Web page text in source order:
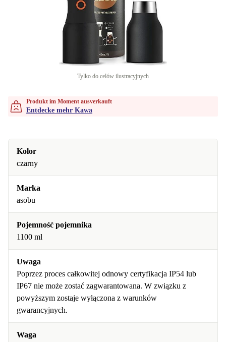
Tylko do celów ilustracyjnych
Produkt im Moment ausverkauft
Entdecke mehr Kawa
Kolor
czarny
Marka
asobu
Pojemność pojemnika
1100 ml
Uwaga
Poprzez proces całkowitej odnowy certyfikacja IP54 lub
IP67 nie może zostać zagwarantowana. W związku z
powyższym zostaje wyłączona z warunków
gwarancyjnych.
Waga